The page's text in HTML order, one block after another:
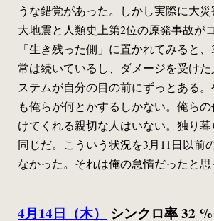
うな錯覚があった。しかし実際に大
大地震と人類史上第2位の原発事故が
「生き残った側」に置かれてみると
常は続いているし、ダメージを受け
ステムが自分の目の前にずっとある
も俺らが何とかするしかない。俺ら
けてくれる親切な人はいない。独り
同じだ。こういう状況を3月11日以前
なかった。それは俺の怠惰だったと思
4月14日（木） シンクロ率 32 %